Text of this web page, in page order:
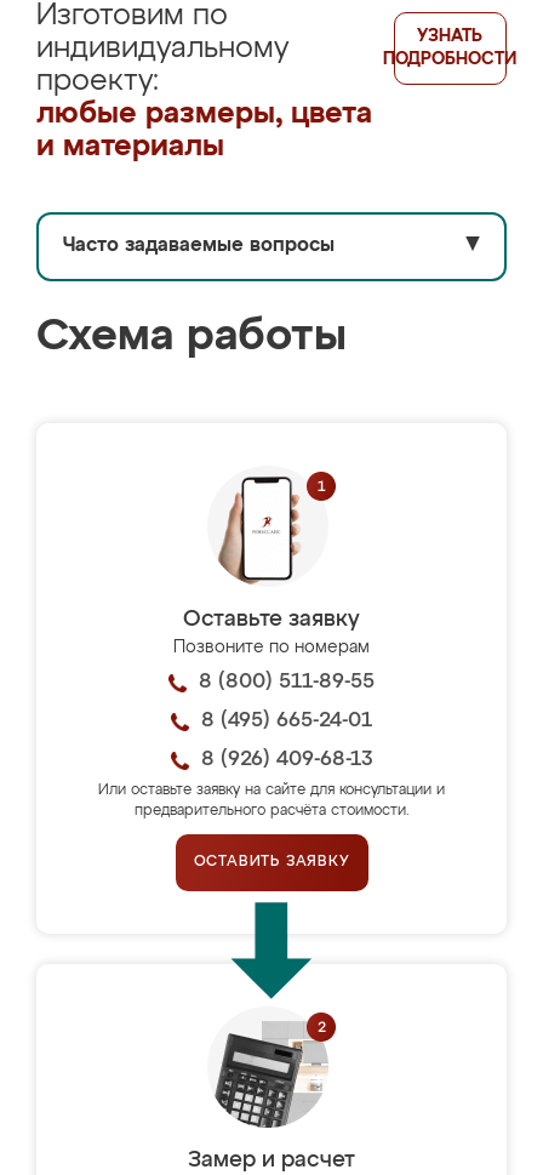
Изготовим по
индивидуальному
проекту:
любые размеры, цвета
и материалы
УЗНАТЬ
ПОДРОБНОСТИ
Часто задаваемые вопросы ▼
Схема работы
Оставьте заявку
Позвоните по номерам
8 (800) 511-89-55
8 (495) 665-24-01
8 (926) 409-68-13
Или оставьте заявку на сайте для консультации и
предварительного расчёта стоимости.
ОСТАВИТЬ ЗАЯВКУ
Замер и расчет